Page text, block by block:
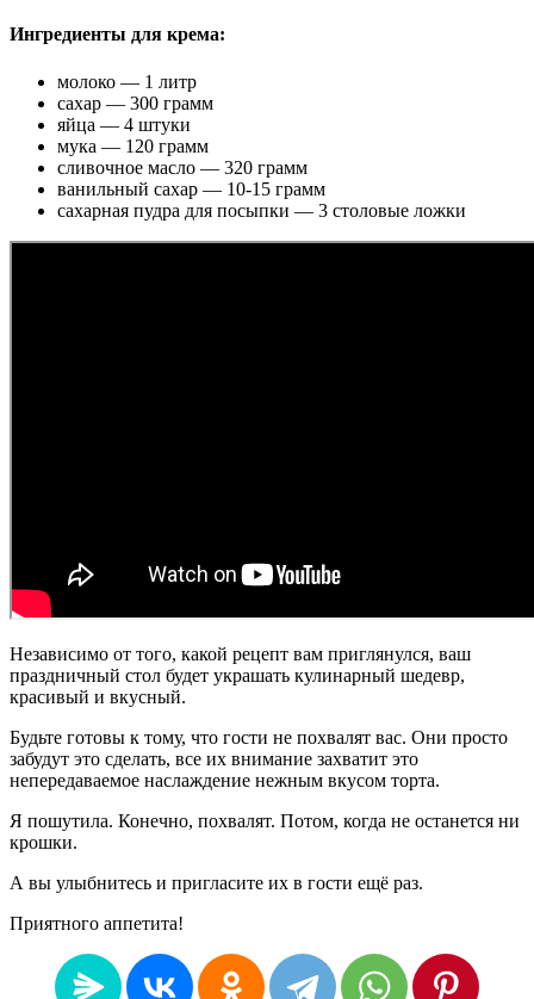
Ингредиенты для крема:
молоко — 1 литр
сахар — 300 грамм
яйца — 4 штуки
мука — 120 грамм
сливочное масло — 320 грамм
ванильный сахар — 10-15 грамм
сахарная пудра для посыпки — 3 столовые ложки
Независимо от того, какой рецепт вам приглянулся, ваш
праздничный стол будет украшать кулинарный шедевр,
красивый и вкусный.
Будьте готовы к тому, что гости не похвалят вас. Они просто
забудут это сделать, все их внимание захватит это
непередаваемое наслаждение нежным вкусом торта.
Я пошутила. Конечно, похвалят. Потом, когда не останется ни
крошки.
А вы улыбнитесь и пригласите их в гости ещё раз.
Приятного аппетита!